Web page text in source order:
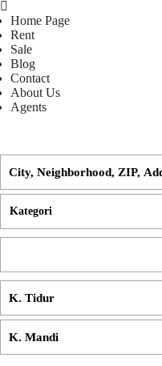
Home Page
Rent
Sale
Blog
Contact
About Us
Agents